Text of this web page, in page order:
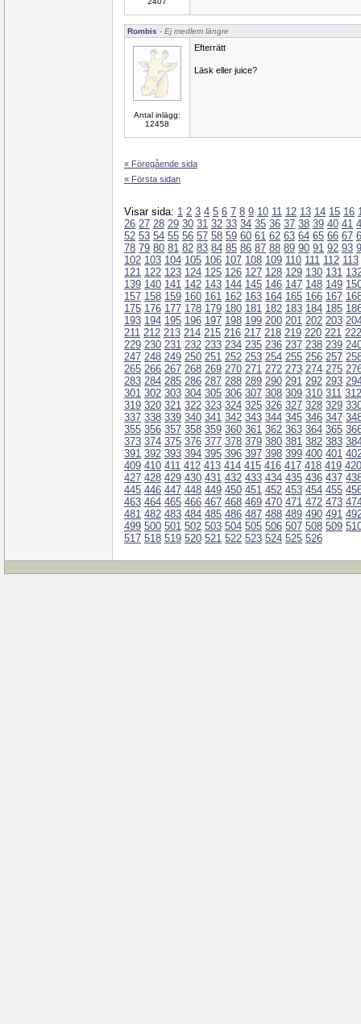
Rombis - Ej medlem längre
Antal inlägg:
12458
Efterrätt
Läsk eller juice?
« Föregående sida
« Första sidan
Visar sida: 1 2 3 4 5 6 7 8 9 10 11 12 13 14 15 16
26 27 28 29 30 31 32 33 34 35 36 37 38 39 40 41
52 53 54 55 56 57 58 59 60 61 62 63 64 65 66 67
78 79 80 81 82 83 84 85 86 87 88 89 90 91 92 93
102 103 104 105 106 107 108 109 110 111 112 113
121 122 123 124 125 126 127 128 129 130 131
139 140 141 142 143 144 145 146 147 148 149
157 158 159 160 161 162 163 164 165 166 167
175 176 177 178 179 180 181 182 183 184 185
193 194 195 196 197 198 199 200 201 202 203
211 212 213 214 215 216 217 218 219 220 221 222
229 230 231 232 233 234 235 236 237 238 239
247 248 249 250 251 252 253 254 255 256 257
265 266 267 268 269 270 271 272 273 274 275
283 284 285 286 287 288 289 290 291 292 293
301 302 303 304 305 306 307 308 309 310 311 312
319 320 321 322 323 324 325 326 327 328 329
337 338 339 340 341 342 343 344 345 346 347
355 356 357 358 359 360 361 362 363 364 365
373 374 375 376 377 378 379 380 381 382 383
391 392 393 394 395 396 397 398 399 400 401
409 410 411 412 413 414 415 416 417 418 419 420
427 428 429 430 431 432 433 434 435 436 437
445 446 447 448 449 450 451 452 453 454 455
463 464 465 466 467 468 469 470 471 472 473
481 482 483 484 485 486 487 488 489 490 491
499 500 501 502 503 504 505 506 507 508 509
517 518 519 520 521 522 523 524 525 526